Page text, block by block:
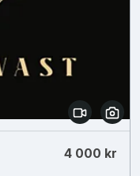
4 000 kr